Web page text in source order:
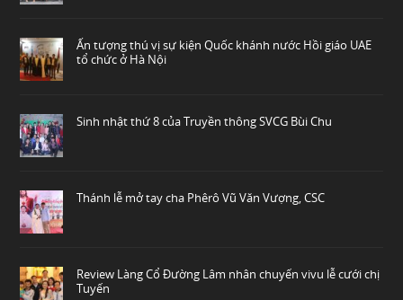
Ấn tượng thú vị sự kiện Quốc khánh nước Hồi giáo UAE
tổ chức ở Hà Nội
Sinh nhật thứ 8 của Truyền thông SVCG Bùi Chu
Thánh lễ mở tay cha Phêrô Vũ Văn Vượng, CSC
Review Làng Cổ Đường Lâm nhân chuyến vivu lễ cưới chị
Tuyến